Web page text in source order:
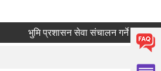
भुमि प्रशासन सेवा संचालन गर्ने सम्बन्धी